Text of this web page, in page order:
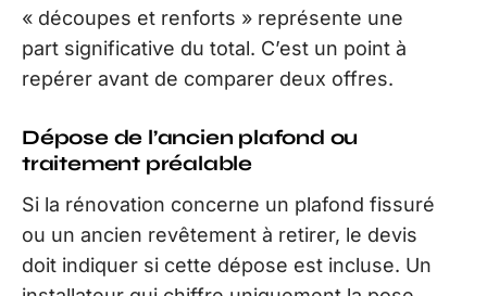
« découpes et renforts » représente une
part significative du total. C’est un point à
repérer avant de comparer deux offres.
Dépose de l’ancien plafond ou
traitement préalable
Si la rénovation concerne un plafond fissuré
ou un ancien revêtement à retirer, le devis
doit indiquer si cette dépose est incluse. Un